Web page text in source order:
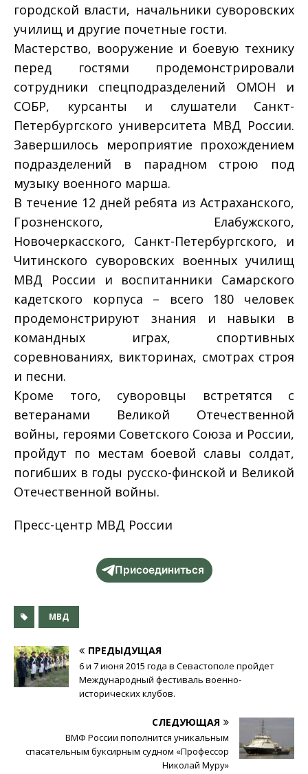
городской власти, начальники суворовских
училищ и другие почетные гости.
Мастерство, вооружение и боевую технику
перед гостями продемонстрировали
сотрудники спецподразделений ОМОН и
СОБР, курсанты и слушатели Санкт-
Петербургского университета МВД России.
Завершилось мероприятие прохождением
подразделений в парадном строю под
музыку военного марша.
В течение 12 дней ребята из Астраханского,
Грозненского, Елабужского,
Новочеркасского, Санкт-Петербургского, и
Читинского суворовских военных училищ
МВД России и воспитанники Самарского
кадетского корпуса – всего 180 человек
продемонстрируют знания и навыки в
командных играх, спортивных
соревнованиях, викторинах, смотрах строя
и песни.
Кроме того, суворовцы встретятся с
ветеранами Великой Отечественной
войны, героями Советского Союза и России,
пройдут по местам боевой славы солдат,
погибших в годы русско-финской и Великой
Отечественной войны.
Пресс-центр МВД России
Присоединиться
МВД
ПРЕДЫДУЩАЯ
6 и 7 июня 2015 года в Севастополе пройдет
Международный фестиваль военно-
исторических клубов.
СЛЕДУЮЩАЯ
ВМФ России пополнится уникальным
спасательным буксирным судном «Профессор
Николай Муру»